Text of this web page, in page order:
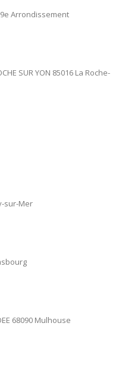
Arrondissement
SUR YON 85016 La Roche-
sur-Mer
68090 Mulhouse